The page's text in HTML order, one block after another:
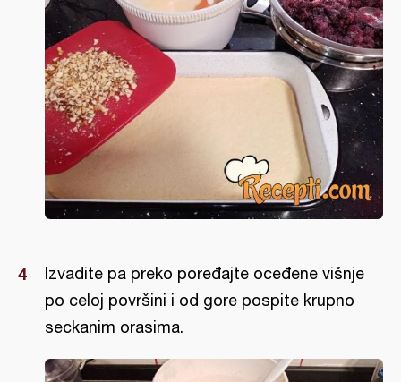
Izvadite pa preko poređajte oceđene višnje
po celoj površini i od gore pospite krupno
seckanim orasima.